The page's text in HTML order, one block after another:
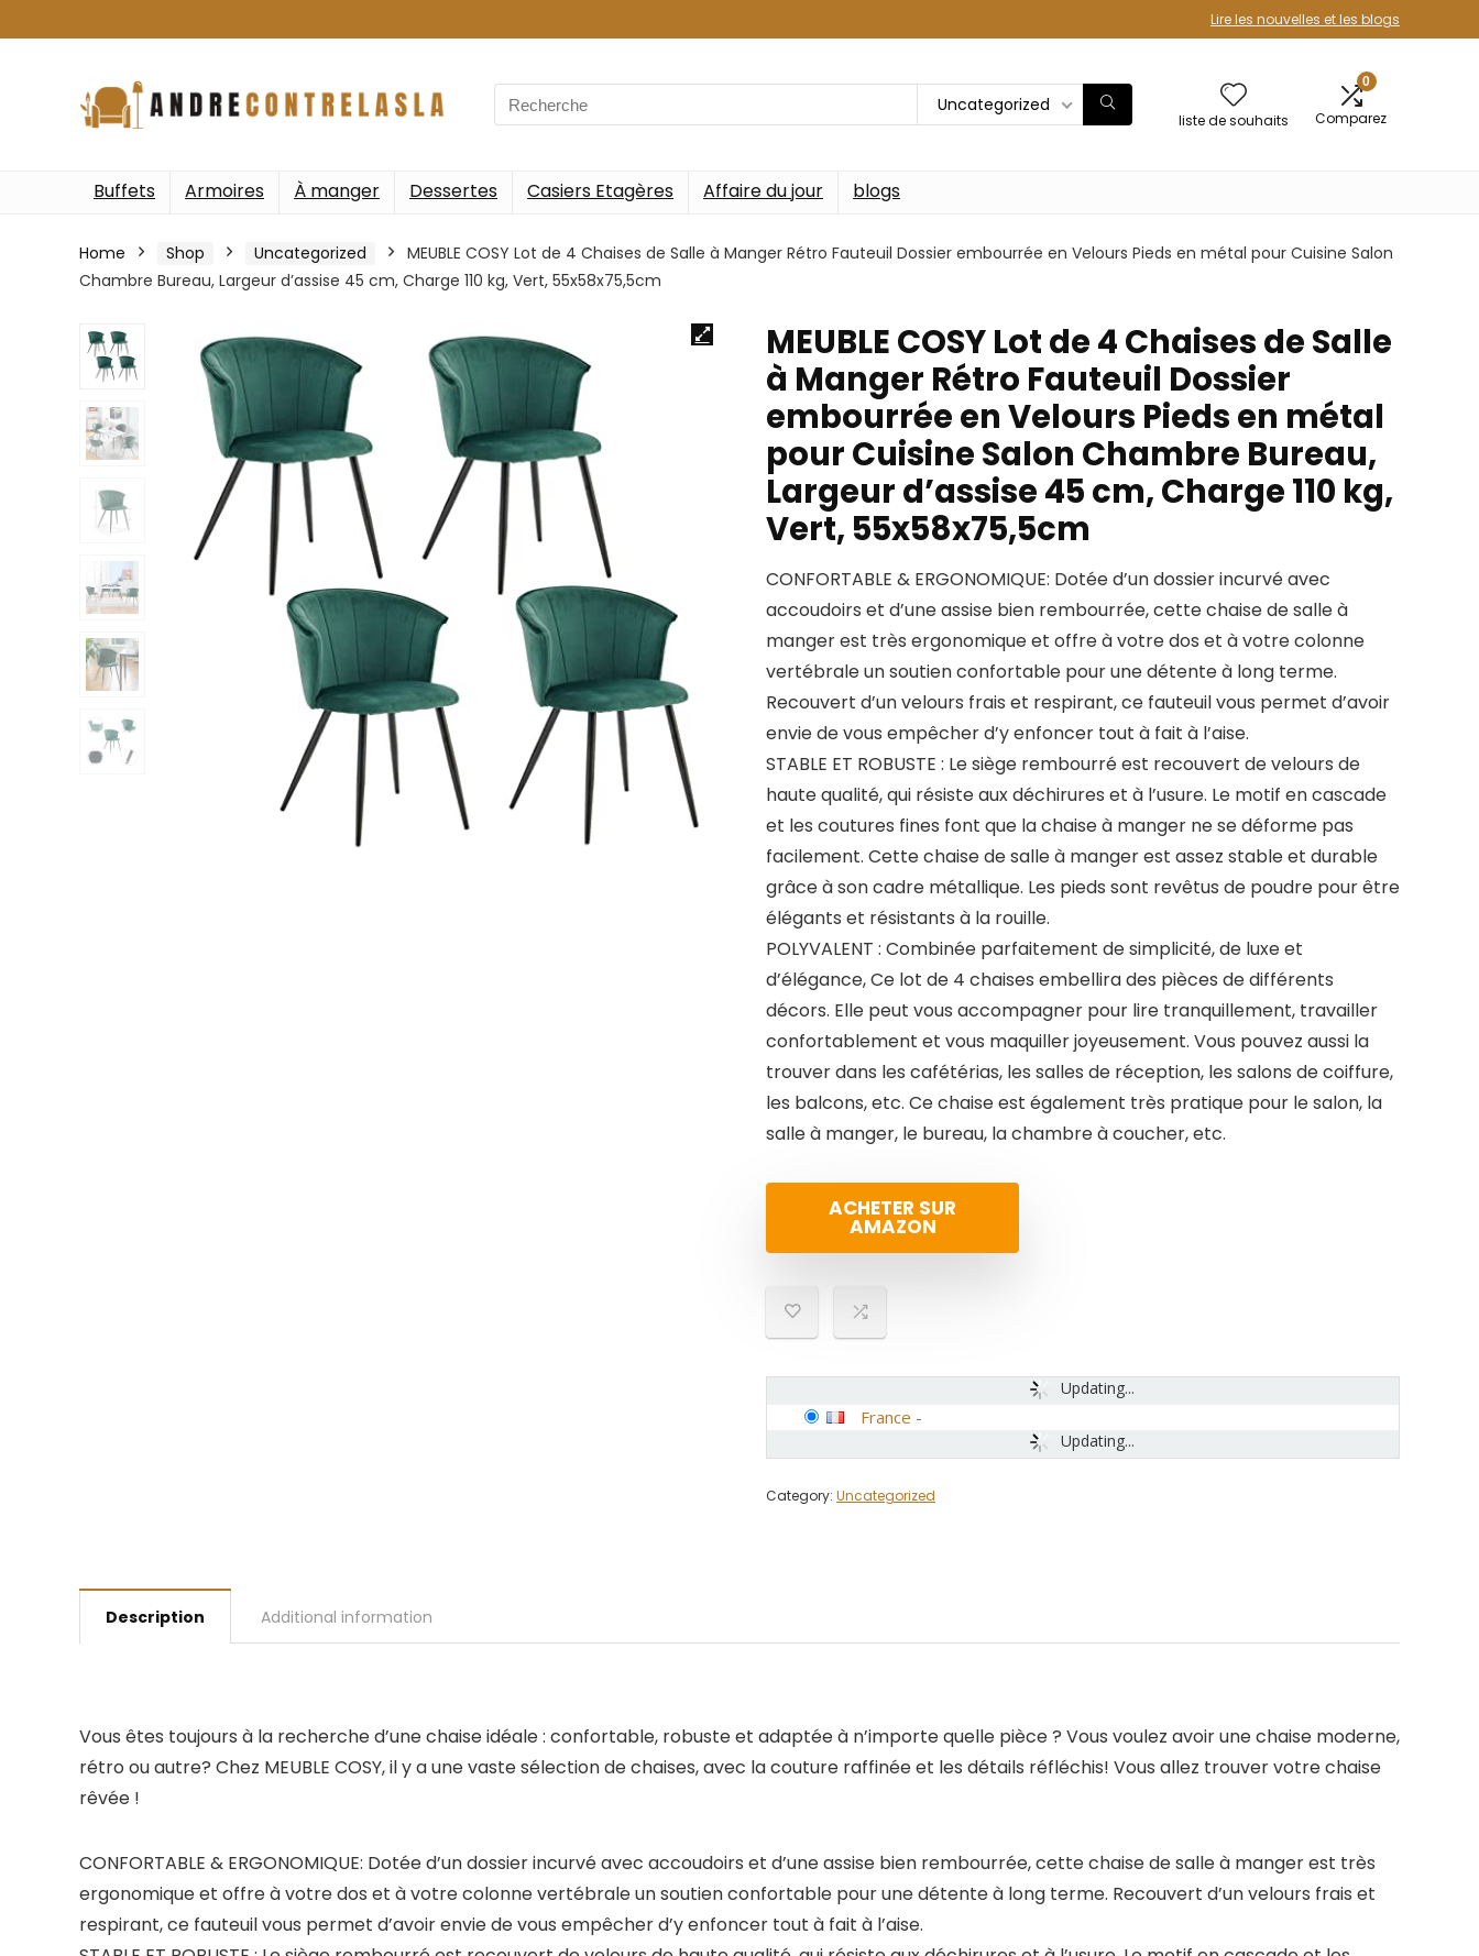
Lire les nouvelles et les blogs
Search
for:
Uncategorized
liste de souhaits
0
Comparez
Buffets Armoires À manger Dessertes Casiers Etagères Affaire du jour blogs
Home Shop Uncategorized
MEUBLE COSY Lot de 4 Chaises de Salle à Manger Rétro Fauteuil Dossier embourrée en Velours Pieds en métal pour Cuisine Salon
Chambre Bureau, Largeur d’assise 45 cm, Charge 110 kg, Vert, 55x58x75,5cm
MEUBLE COSY Lot de 4 Chaises de Salle
à Manger Rétro Fauteuil Dossier
embourrée en Velours Pieds en métal
pour Cuisine Salon Chambre Bureau,
Largeur d’assise 45 cm, Charge 110 kg,
Vert, 55x58x75,5cm
CONFORTABLE & ERGONOMIQUE: Dotée d’un dossier incurvé avec
accoudoirs et d’une assise bien rembourrée, cette chaise de salle à
manger est très ergonomique et offre à votre dos et à votre colonne
vertébrale un soutien confortable pour une détente à long terme.
Recouvert d’un velours frais et respirant, ce fauteuil vous permet d’avoir
envie de vous empêcher d’y enfoncer tout à fait à l’aise.
STABLE ET ROBUSTE : Le siège rembourré est recouvert de velours de
haute qualité, qui résiste aux déchirures et à l’usure. Le motif en cascade
et les coutures fines font que la chaise à manger ne se déforme pas
facilement. Cette chaise de salle à manger est assez stable et durable
grâce à son cadre métallique. Les pieds sont revêtus de poudre pour être
élégants et résistants à la rouille.
POLYVALENT : Combinée parfaitement de simplicité, de luxe et
d’élégance, Ce lot de 4 chaises embellira des pièces de différents
décors. Elle peut vous accompagner pour lire tranquillement, travailler
confortablement et vous maquiller joyeusement. Vous pouvez aussi la
trouver dans les cafétérias, les salles de réception, les salons de coiffure,
les balcons, etc. Ce chaise est également très pratique pour le salon, la
salle à manger, le bureau, la chambre à coucher, etc.
ACHETER SUR
AMAZON
Updating...
Updating...
France -
Category: Uncategorized
Description Additional information
Vous êtes toujours à la recherche d’une chaise idéale : confortable, robuste et adaptée à n’importe quelle pièce ? Vous voulez avoir une chaise moderne,
rétro ou autre? Chez MEUBLE COSY, il y a une vaste sélection de chaises, avec la couture raffinée et les détails réfléchis! Vous allez trouver votre chaise
rêvée !
CONFORTABLE & ERGONOMIQUE: Dotée d’un dossier incurvé avec accoudoirs et d’une assise bien rembourrée, cette chaise de salle à manger est très
ergonomique et offre à votre dos et à votre colonne vertébrale un soutien confortable pour une détente à long terme. Recouvert d’un velours frais et
respirant, ce fauteuil vous permet d’avoir envie de vous empêcher d’y enfoncer tout à fait à l’aise.